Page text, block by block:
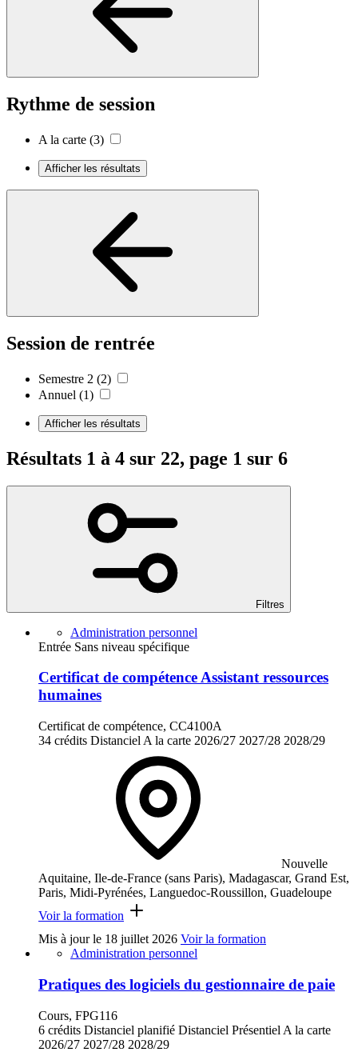
Rythme de session
A la carte (3)
Afficher les résultats
Session de rentrée
Semestre 2 (2)
Annuel (1)
Afficher les résultats
Résultats 1 à 4 sur 22, page 1 sur 6
Filtres
Administration personnel
Entrée Sans niveau spécifique
Certificat de compétence Assistant ressources
humaines
Certificat de compétence, CC4100A
34 crédits Distanciel A la carte 2026/27 2027/28 2028/29
Nouvelle
Aquitaine, Ile-de-France (sans Paris), Madagascar, Grand Est,
Paris, Midi-Pyrénées, Languedoc-Roussillon, Guadeloupe
Voir la formation
Mis à jour le 18 juillet 2026 Voir la formation
Administration personnel
Pratiques des logiciels du gestionnaire de paie
Cours, FPG116
6 crédits Distanciel planifié Distanciel Présentiel A la carte
2026/27 2027/28 2028/29